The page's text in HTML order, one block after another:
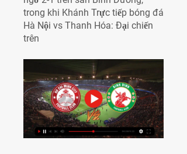
trong khi Khánh Trực tiếp bóng đá
Hà Nội vs Thanh Hóa: Đại chiến
trên